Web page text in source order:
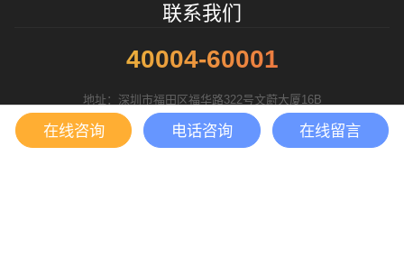
联系我们
40004-60001
地址：深圳市福田区福华路322号文蔚大厦16B
人工客服
在线咨询 电话咨询 在线留言